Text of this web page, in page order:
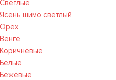
Светлые
Ясень шимо светлый
Орех
Венге
Коричневые
Белые
Бежевые